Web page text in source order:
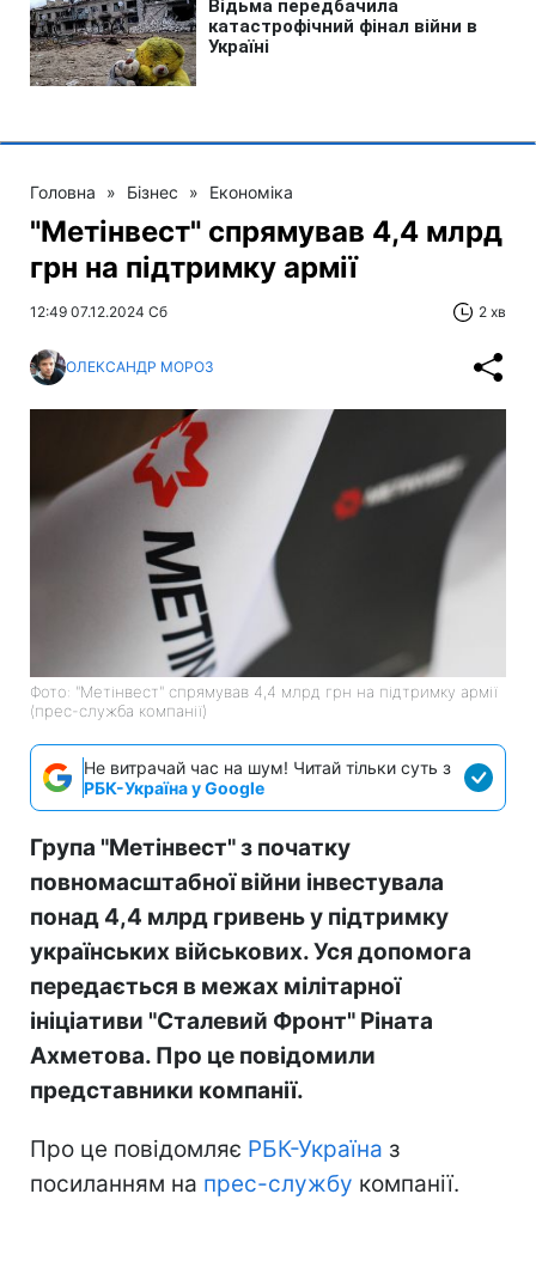
Головна » Бізнес » Економіка
"Метінвест" спрямував 4,4 млрд
грн на підтримку армії
12:49 07.12.2024 Сб 2 хв
ОЛЕКСАНДР МОРОЗ
Фото: "Метінвест" спрямував 4,4 млрд грн на підтримку армії
(прес-служба компанії)
Не витрачай час на шум! Читай тільки суть з
РБК-Україна у Google
Група "Метінвест" з початку
повномасштабної війни інвестувала
понад 4,4 млрд гривень у підтримку
українських військових. Уся допомога
передається в межах мілітарної
ініціативи "Сталевий Фронт" Ріната
Ахметова. Про це повідомили
представники компанії.
Про це повідомляє РБК-Україна з
посиланням на прес-службу компанії.